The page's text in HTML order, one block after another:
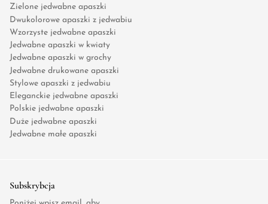
Zielone jedwabne apaszki
Dwukolorowe apaszki z jedwabiu
Wzorzyste jedwabne apaszki
Jedwabne apaszki w kwiaty
Jedwabne apaszki w grochy
Jedwabne drukowane apaszki
Stylowe apaszki z jedwabiu
Eleganckie jedwabne apaszki
Polskie jedwabne apaszki
Duże jedwabne apaszki
Jedwabne małe apaszki
Subskrybcja